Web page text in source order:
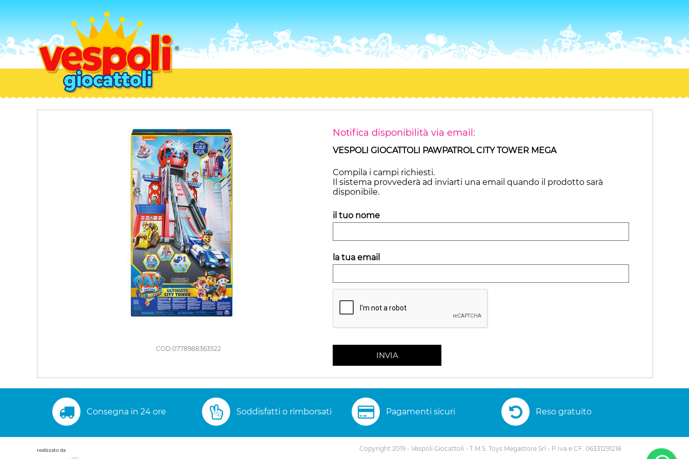
COD:0778988363522
Notifica disponibilità via email:
VESPOLI GIOCATTOLI PAWPATROL CITY TOWER MEGA
Compila i campi richiesti.
Il sistema provvederà ad inviarti una email quando il prodotto sarà
disponibile.
il tuo nome
la tua email
INVIA
Consegna in 24 ore Soddisfatti o rimborsati Pagamenti sicuri Reso gratuito
realizzato da
Copyright 2019 - Vespoli Giocattoli - T.M.S. Toys Megastore Srl - P.Iva e CF. 06331291218